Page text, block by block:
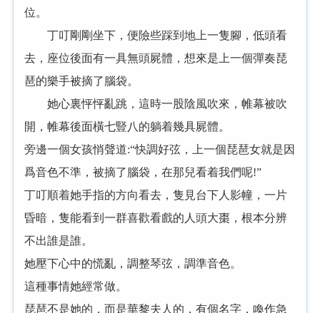
位。
丁叮剛剛坐下，便險些踩到地上一隻腳，低頭看
去，座位後面有一具無頭屍體，想來是上一個彈奏琵
琶的樂手被摘了腦袋。
她心裏怦怦亂跳，這時一股陰風吹來，帷幕被吹
開，帷幕後面橫七豎八的躺着幾具屍體。
旁邊一個女孩悄聲道:“快調好弦，上一個琵琶女就是因
爲音色不準，被摘了腦袋，在那兒看着我們呢!”
丁叮順着她手指的方向看去，隻見台下人影幢，一片
昏暗，隻能看到一群喜歡看戲的人頭大棗，根本分辨
不出誰是誰。
她壓下心中的慌亂，調整琴弦，調準音色。
這種事情她經常做。
琵琶不是她的，而是華黎夫人的，有個名字，喚作急